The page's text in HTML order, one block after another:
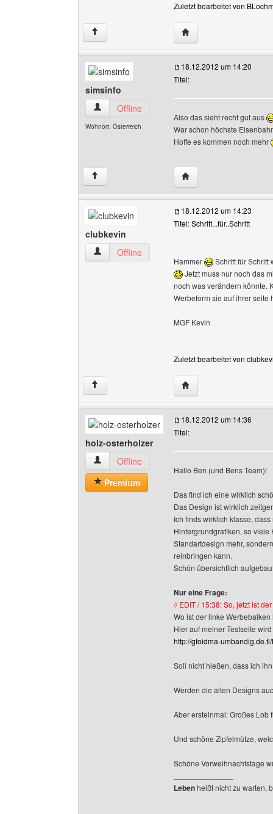
Zuletzt bearbeitet von
↑ Website dieses
simsinfo
simsinfo Benutzer-Profile anzeigen
Offline
Wohnort: Österreich
18.12.2012 um 14:20
Titel:
Also das sieht recht gut aus
War schon höchste
Hoffe es kommen noch mehr
↑ Website dieses
clubkevin
clubkevin Benutzer-Profile anzeigen
Offline
18.12.2012 um 14:23
Titel: Schritt...für..Schritt
Hammer
Schritt für Schritt
Jetzt muss nur noch das
noch was verändern könnte.
Werbeform sie auf ihrer
MGF Kevin
Zuletzt bearbeitet von
↑ Website dieses
holz-osterholzer
holz-osterholzer Benutzer-Profile anzeigen
Offline
Premium
18.12.2012 um 14:36
Titel:
Hallo Ben (und Bens Team)!
Das find ich eine wirklich
Das Design ist wirklich
Ich finds wirklich klasse,
Hintergrundgrafiken, so viele
Standartdesign mehr,
reinbringen kann.
Schön übersichtlich
Nur eine Frage:
// EDIT / 15:38: So, jetzt ist
Wo ist der linke
Hier auf meiner Testseite
http://gfoidma-
Soll nicht hießen, dass ich
Werden die alten Designs
Aber ersteinmal: Großes Lob
Und schöne Zipfelmütze,
Schöne Vorweihnachtstage
Lebenheißt nicht zu warten,